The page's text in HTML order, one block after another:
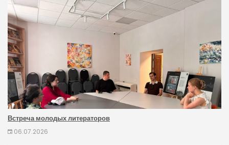
Встреча молодых литераторов
06.07.2026